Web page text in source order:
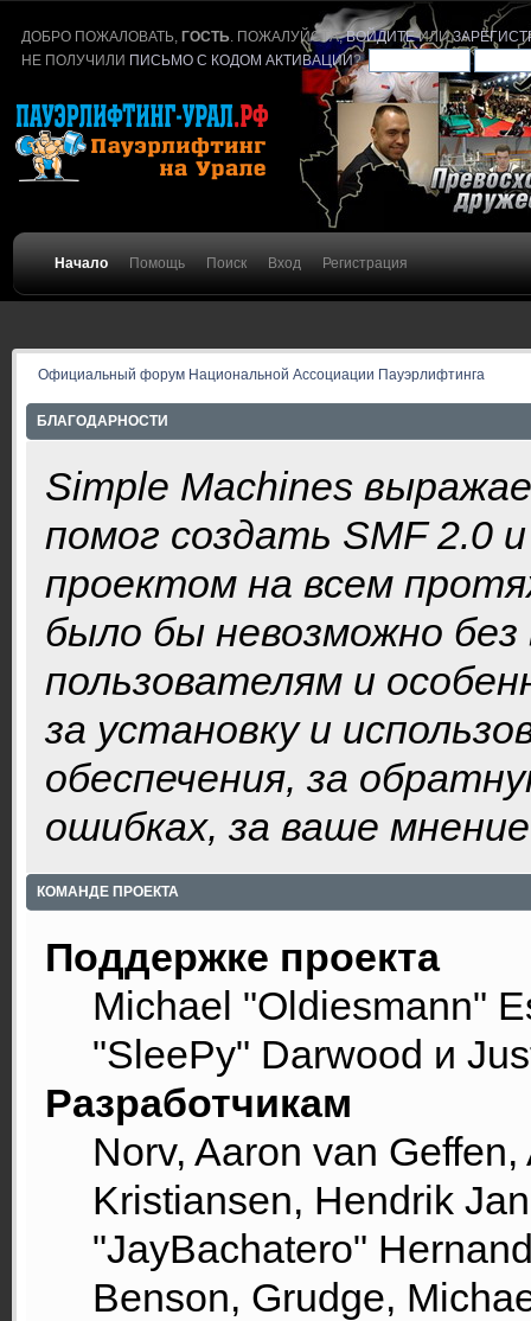
ДОБРО ПОЖАЛОВАТЬ,ГОСТЬ . ПОЖАЛУЙСТА,ВОЙДИТЕИЛИ
НЕ ПОЛУЧИЛИ ПИСЬМО С КОДОМ АКТИВАЦИИ?
Начало Помощь Поиск Вход Регистрация
Официальный форум Национальной Ассоциации Пауэрлифтинга
БЛАГОДАРНОСТИ
Simple Machines
помог создать SMF 2.0
проектом на всем
было бы невозможно
пользователям и
за установку и
обеспечения, за
ошибках, за ваше
КОМАНДЕ ПРОЕКТА
Поддержке проекта
Michael "Oldiesmann"
"SleePy" Darwood и
Разработчикам
Norv, Aaron van
Kristiansen, Hendrik
"JayBachatero"
Benson, Grudge,